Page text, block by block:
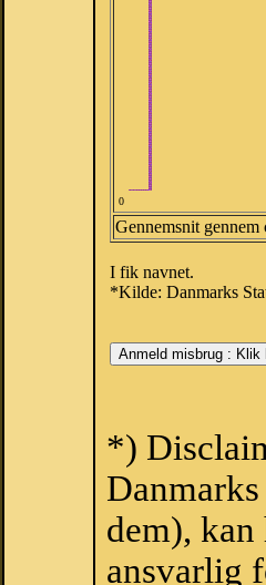
0
Gennemsnit
I fik navnet.
*Kilde: Danmarks
*)
dem),
ansvarlig